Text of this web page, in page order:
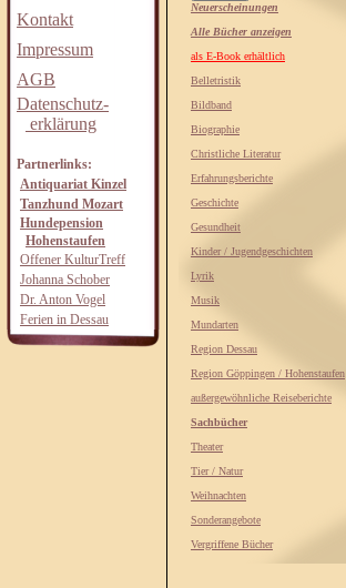
Kontakt
Impressum
AGB
Datenschutz-
erklärung
Partnerlinks:
Antiquariat Kinzel
Tanzhund Mozart
Hundepension
Hohenstaufen
Offener KulturTreff
Johanna Schober
Dr. Anton Vogel
Ferien in Dessau
Neuerscheinungen
Alle Bücher anzeigen
als E-Book erhältlich
Belletristik
Bildband
Biographie
Christliche Literatur
Erfahrungsberichte
Geschichte
Gesundheit
Kinder / Jugendgeschichten
Lyrik
Musik
Mundarten
Region Dessau
Region Göppingen / Hohenstaufen
außergewöhnliche Reiseberichte
Sachbücher
Theater
Tier / Natur
Weihnachten
Sonderangebote
Vergriffene Bücher